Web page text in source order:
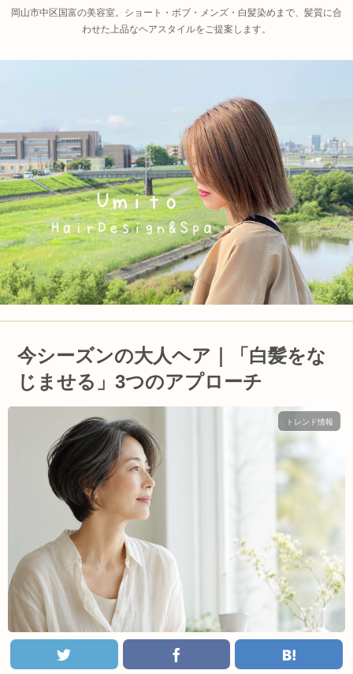
岡山市中区国富の美容室。ショート・ボブ・メンズ・白髪染めまで、髪質に合
わせた上品なヘアスタイルをご提案します。
今シーズンの大人ヘア｜「白髪をな
じませる」3つのアプローチ
トレンド情報